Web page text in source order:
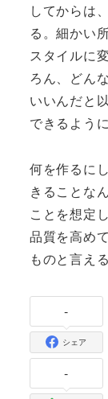
してからは
る。細かい
スタイルに
ろん、どん
いいんだと
できるよう
何を作るに
きることな
ことを想定
品質を高め
ものと言え
-
シェア
-